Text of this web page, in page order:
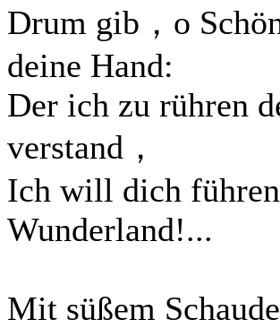
Drum gib，o
deine Hand:
Der ich zu rühren
verstand，
Ich will dich
Wunderland!...
Mit süßem